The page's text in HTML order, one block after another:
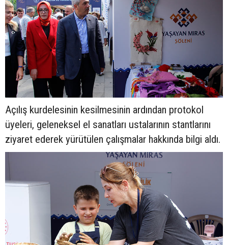
Açılış kurdelesinin kesilmesinin ardından protokol
üyeleri, geleneksel el sanatları ustalarının stantlarını
ziyaret ederek yürütülen çalışmalar hakkında bilgi aldı.